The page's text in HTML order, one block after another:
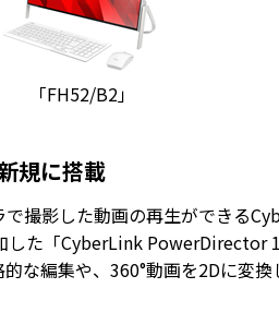
「FH52/B2」
規に搭載
撮影した動画の再生ができる
した「CyberLink PowerDirector
な編集や、360°動画を2Dに変